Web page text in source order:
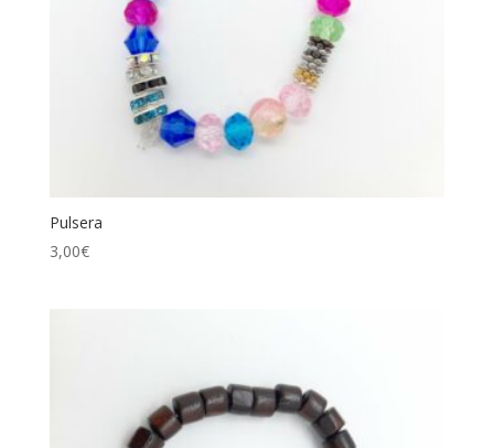
Pulsera
3,00€